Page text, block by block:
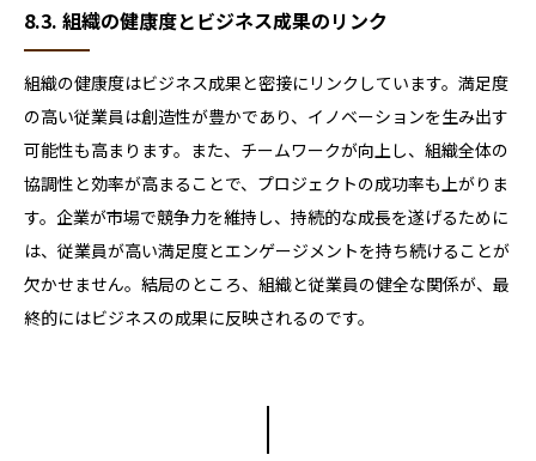
8.3. 組織の健康度とビジネス成果のリンク
組織の健康度はビジネス成果と密接にリンクしています。満足度
の高い従業員は創造性が豊かであり、イノベーションを生み出す
可能性も高まります。また、チームワークが向上し、組織全体の
協調性と効率が高まることで、プロジェクトの成功率も上がりま
す。企業が市場で競争力を維持し、持続的な成長を遂げるために
は、従業員が高い満足度とエンゲージメントを持ち続けることが
欠かせません。結局のところ、組織と従業員の健全な関係が、最
終的にはビジネスの成果に反映されるのです。